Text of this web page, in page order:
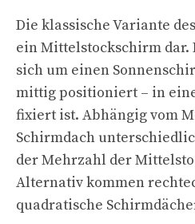
Die klassische Variante
ein Mittelstockschirm dar.
sich um einen
mittig positioniert – in
fixiert ist. Abhängig vom
Schirmdach
der Mehrzahl der
Alternativ kommen
quadratische